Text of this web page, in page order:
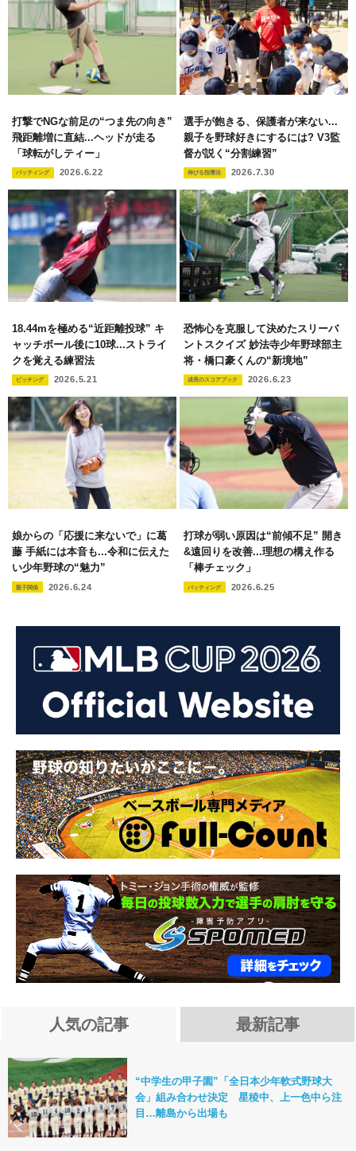
打撃でNGな前足の“つま先の向き”
飛距離増に直結...ヘッドが走る
「球転がしティー」
バッティング 2026.6.22
選手が飽きる、保護者が来ない...
親子を野球好きにするには? V3監
督が説く“分割練習”
伸びる指導法 2026.7.30
18.44mを極める“近距離投球” キ
ャッチボール後に10球...ストライ
クを覚える練習法
ピッチング 2026.5.21
恐怖心を克服して決めたスリーバ
ントスクイズ 妙法寺少年野球部主
将・橋口豪くんの“新境地”
成長のスコアブック 2026.6.23
娘からの「応援に来ないで」に葛
藤 手紙には本音も...令和に伝えた
い少年野球の“魅力”
親子関係 2026.6.24
打球が弱い原因は“前傾不足” 開き
&遠回りを改善...理想の構え作る
「棒チェック」
バッティング 2026.6.25
人気の記事 最新記事
“中学生の甲子園”「全日本少年軟式野球大
会」組み合わせ決定 星稜中、上一色中ら注
目…離島から出場も